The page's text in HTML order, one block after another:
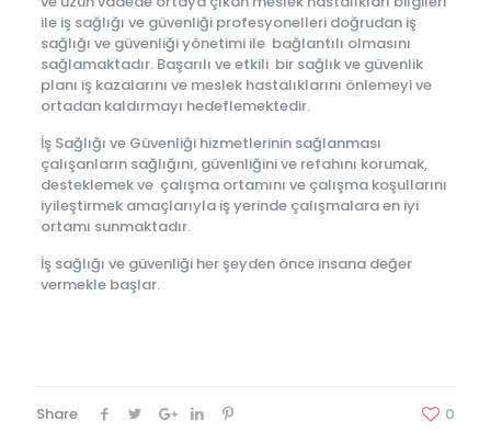
ile iş sağlığı ve güvenliği profesyonelleri doğrudan iş
sağlığı ve güvenliği yönetimi ile bağlantılı olmasını
sağlamaktadır. Başarılı ve etkili bir sağlık ve güvenlik
planı iş kazalarını ve meslek hastalıklarını önlemeyi ve
ortadan kaldırmayı hedeflemektedir.
İş Sağlığı ve Güvenliği hizmetlerinin sağlanması
çalışanların sağlığını, güvenliğini ve refahını korumak,
desteklemek ve çalışma ortamını ve çalışma koşullarını
iyileştirmek amaçlarıyla iş yerinde çalışmalara en iyi
ortamı sunmaktadır.
İş sağlığı ve güvenliği her şeyden önce insana değer
vermekle başlar.
Share 0